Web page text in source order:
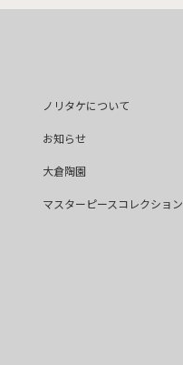
ノリタケについて
お知らせ
大倉陶園
マスターピースコレクション